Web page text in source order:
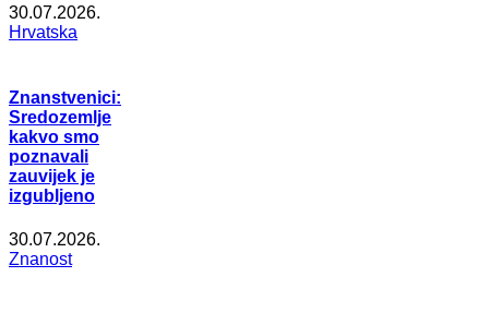
30.07.2026.
Hrvatska
Znanstvenici:
Sredozemlje
kakvo smo
poznavali
zauvijek je
izgubljeno
30.07.2026.
Znanost